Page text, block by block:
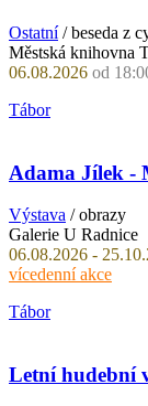
Ostatní/ beseda z
Městská knihovna
06.08.2026 od
Tábor
Adama Jílek -
Výstava / obrazy
Galerie U Radnice
06.08.2026 -
vícedenní akce
Tábor
Letní hudební